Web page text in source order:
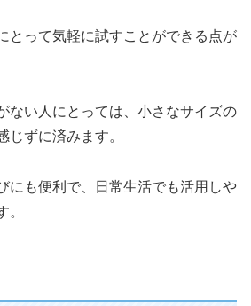
とって気軽に試すことができる点が
ない人にとっては、小さなサイズの
じずに済みます。
にも便利で、日常生活でも活用しや
。